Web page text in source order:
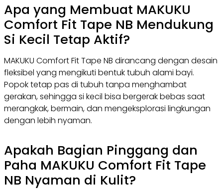
Apa yang Membuat MAKUKU
Comfort Fit Tape NB Mendukung
Si Kecil Tetap Aktif?
MAKUKU Comfort Fit Tape NB dirancang dengan desain
fleksibel yang mengikuti bentuk tubuh alami bayi.
Popok tetap pas di tubuh tanpa menghambat
gerakan, sehingga si kecil bisa bergerak bebas saat
merangkak, bermain, dan mengeksplorasi lingkungan
dengan lebih nyaman.
Apakah Bagian Pinggang dan
Paha MAKUKU Comfort Fit Tape
NB Nyaman di Kulit?